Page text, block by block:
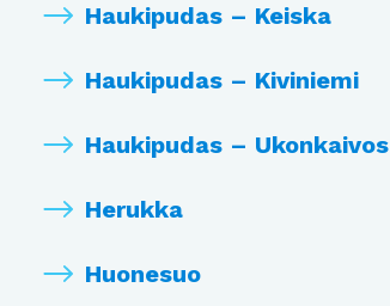
Haukipudas – Keiska
Haukipudas – Kiviniemi
Haukipudas – Ukonkaivos
Herukka
Huonesuo